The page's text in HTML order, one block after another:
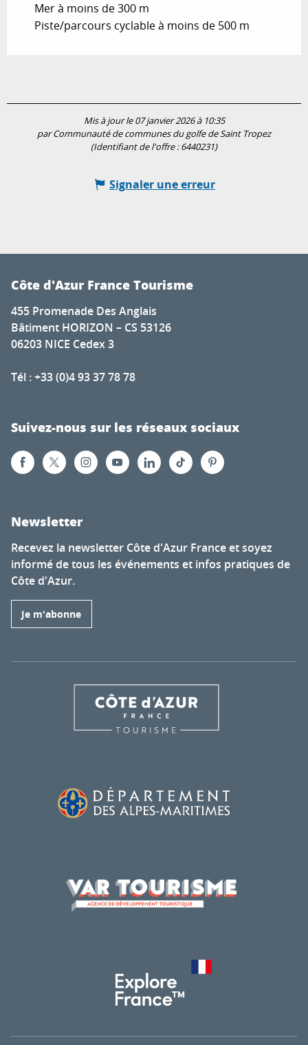
Mer à moins de 300 m
Piste/parcours cyclable à moins de 500 m
Mis à jour le 07 janvier 2026 à 10:35
par Communauté de communes du golfe de Saint Tropez
(Identifiant de l'offre :6440231)
Signaler une erreur
Côte d'Azur France Tourisme
455 Promenade Des Anglais
Bâtiment HORIZON – CS 53126
06203 NICE Cedex 3
Tél : +33 (0)4 93 37 78 78
Suivez-nous sur les réseaux sociaux
Newsletter
Recevez la newsletter Côte d'Azur France et soyez
informé de tous les événements et infos pratiques de
Côte d'Azur.
Je m'abonne